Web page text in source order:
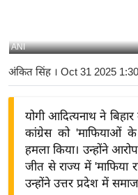
ष्ट्री
य
बि
द्यो
ANI
अंकित सिंह। Oct 31 2025
योगी आदित्यनाथ ने
कांग्रेस को 'माफियाओं
हमला किया। उन्होंने
जीत से राज्य में 'माफिया
उन्होंने उत्तर प्रदेश में